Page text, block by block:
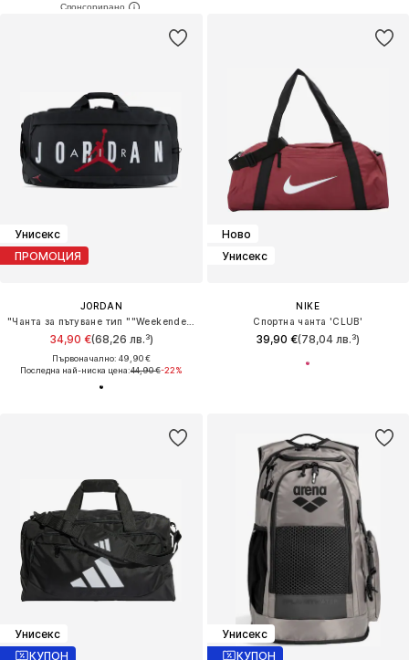
Унисекс
ПРОМОЦИЯ
JORDAN
34,90 €(68,26 лв.³)
Първоначално: 49,90 €
Последна най-ниска цена:44,90 €-22%
Ново
Унисекс
NIKE
Спортна чанта 'CLUB'
39,90 €(78,04 лв.³)
Унисекс
КУПОН
Унисекс
КУПОН